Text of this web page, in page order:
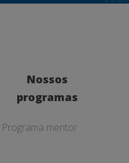
Nossos
programas
Programa mentor